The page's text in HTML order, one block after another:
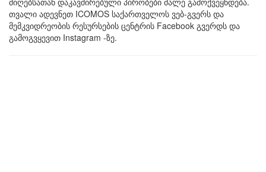
თვალი ადევნეთ ICOMOS საქართველოს ვებ-გვერს და
მემკვიდრეობის რესურსების ცენტრის Facebook გვერდს და
გამოგვყევით Instagram -ზე.